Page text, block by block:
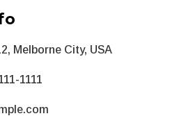
Melborne City, USA
1111